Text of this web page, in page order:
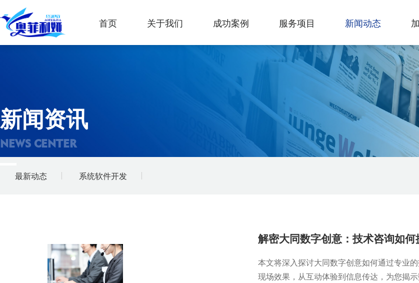
首页 关于我们 成功案例 服务项目 新闻动态
新闻资讯
NEWS CENTER
最新动态 系统软件开发
解密大同数字创意：技术咨询如何
本文将深入探讨大同数字创意如何通过专业
现场效果，从互动体验到信息传达，为您揭示